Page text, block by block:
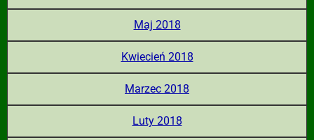
Maj 2018
Kwiecień 2018
Marzec 2018
Luty 2018